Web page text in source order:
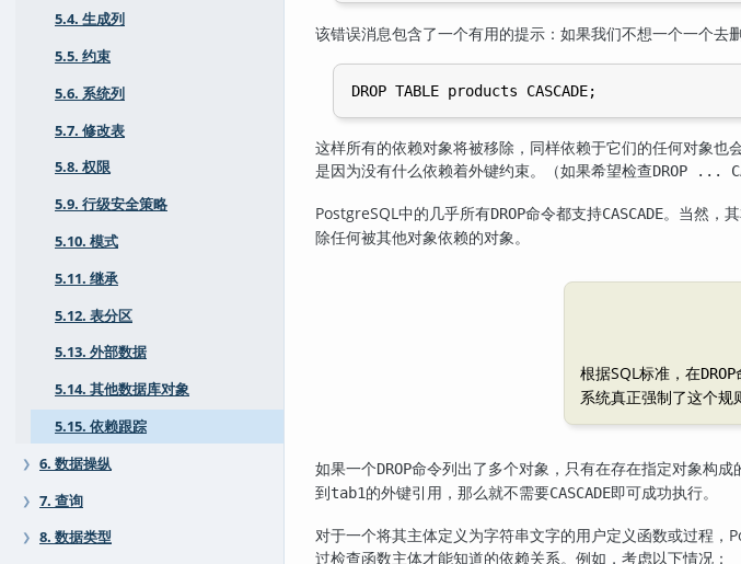
5.4. 生成列
5.5. 约束
5.6. 系统列
5.7. 修改表
5.8. 权限
5.9. 行级安全策略
5.10. 模式
5.11. 继承
5.12. 表分区
5.13. 外部数据
5.14. 其他数据库对象
5.15. 依赖跟踪
❯ 6. 数据操纵
❯ 7. 查询
❯ 8. 数据类型
该错误消息包含了一个有用的提示：如果我们不想一个一个去
这样所有的依赖对象将被移除，同样依赖于它们的任何对象也
是因为没有什么依赖着外键约束。（如果希望检查DROP ...
PostgreSQL中的几乎所有DROP命令都支持CASCADE。当然，
除任何被其他对象依赖的对象。
根据SQL标准，在DROP
系统真正强制了这个规
如果一个DROP命令列出了多个对象，只有在存在指定对象构
到tab1的外键引用，那么就不需要CASCADE即可成功执行。
对于一个将其主体定义为字符串文字的用户定义函数或过程，
过检查函数主体才能知道的依赖关系。例如，考虑以下情况：